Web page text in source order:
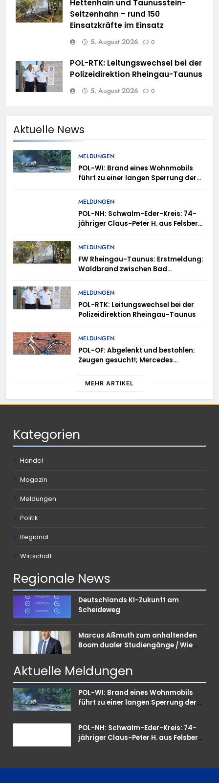
Hettenhain und Taunusstein-
Seitzenhahn – rund 150
Einsatzkräfte im Einsatz
5. August 2026 0
POL-RTK: Leitungswechsel bei der
Polizeidirektion Rheingau-Taunus
5. August 2026 0
Aktuelle News
MELDUNGEN
POL-WI: Brand eines Wohnmobils
führt zu einer langen Sperrung der
MELDUNGEN
POL-NH: Schwalm-Eder-Kreis: 74-
jähriger Claus-Peter H. aus Felsberg
MELDUNGEN
FW Rheingau-Taunus: Erstmeldung:
Waldbrand zwischen Bad
Taunusstein-Seitzenhahn – rund 150
Einsatzkräfte im Einsatz
MELDUNGEN
POL-RTK: Leitungswechsel bei der
Polizeidirektion Rheingau-Taunus
MELDUNGEN
POL-OF: Abgelenkt und bestohlen:
Zeugen gesucht!; Mercedes
Wer hat den Fahrraddieb gesehen?
MEHR ARTIKEL
Kategorien
Handel
Magazin
Meldungen
Politik
Regional
Wirtschaft
Regionale News
Deutschlands KI-Zukunft am
Scheideweg
Marcus Aßmuth zum anhaltenden
Boom dualer Studiengänge / Wie
punkten können
Aktuelle Meldungen
POL-WI: Brand eines Wohnmobils
führt zu einer langen Sperrung der
POL-NH: Schwalm-Eder-Kreis: 74-
jähriger Claus-Peter H. aus Felsberg